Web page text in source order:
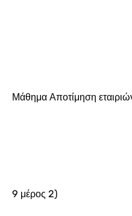
Μάθημα Αποτίμηση
9 μέρος 2)